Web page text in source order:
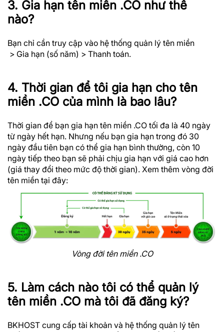
3. Gia hạn tên miền .CO như thế
nào?
Bạn chỉ cần truy cập vào hệ thống quản lý tên miền
> Gia hạn (số năm) > Thanh toán.
4. Thời gian để tôi gia hạn cho tên
miền .CO của mình là bao lâu?
Thời gian để bạn gia hạn tên miền .CO tối đa là 40 ngày
từ ngày hết hạn. Nhưng nếu bạn gia hạn trong đó 30
ngày đầu tiên bạn có thể gia hạn bình thường, còn 10
ngày tiếp theo bạn sẽ phải chịu gia hạn với giá cao hơn
(giá thay đổi theo mức độ thời gian). Xem thêm vòng đời
tên miền tại đây:
Vòng đời tên miền .CO
5. Làm cách nào tôi có thể quản lý
tên miền .CO mà tôi đã đăng ký?
BKHOST cung cấp tài khoản và hệ thống quản lý tên